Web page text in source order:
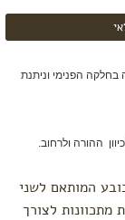
בחלקה הפנימי וניתנת
ההורה ולרחוב.
המותאם לשני
מתכוונות לצורך